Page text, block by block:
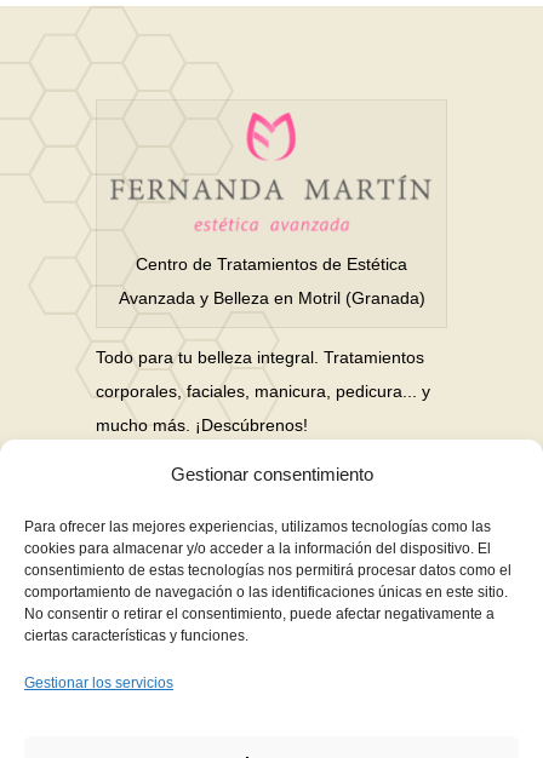
Gestionar consentimiento
Para ofrecer las mejores experiencias, utilizamos tecnologías como las
cookies para almacenar y/o acceder a la información del dispositivo. El
consentimiento de estas tecnologías nos permitirá procesar datos como el
comportamiento de navegación o las identificaciones únicas en este sitio.
No consentir o retirar el consentimiento, puede afectar negativamente a
ciertas características y funciones.
Gestionar los servicios
Centro de Tratamientos de Estética
Avanzada y Belleza en Motril (Granada)
Todo para tu belleza integral. Tratamientos
corporales, faciales, manicura, pedicura... y
mucho más. ¡Descúbrenos!
Nuestras Redes Sociales
Financiación en hasta 3 años sin intereses
Aviso Legal
Política de Cookies